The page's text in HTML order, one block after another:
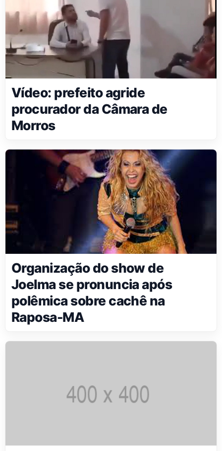
Vídeo: prefeito agride
procurador da Câmara de
Morros
Organização do show de
Joelma se pronuncia após
polêmica sobre cachê na
Raposa-MA